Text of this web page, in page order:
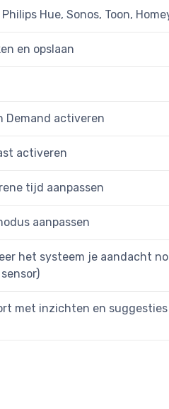
Hue, Sonos, Toon,
en opslaan
Demand activeren
activeren
tijd aanpassen
aanpassen
het systeem je aandacht
met inzichten en